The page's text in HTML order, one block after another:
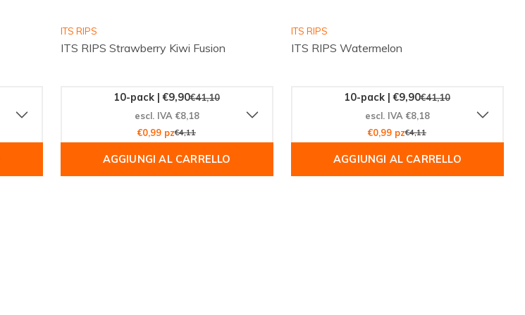
ITS RIPS
ITS RIPS Strawberry Kiwi Fusion
10-pack | €9,90€41,10
escl. IVA €8,18
€0,99 pz€4,11
AGGIUNGI AL CARRELLO
ITS RIPS
ITS RIPS Watermelon
10-pack | €9,90€41,10
escl. IVA €8,18
€0,99 pz€4,11
AGGIUNGI AL CARRELLO